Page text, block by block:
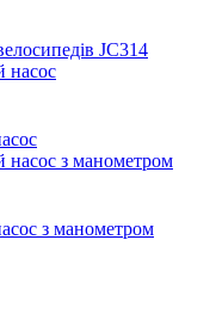
JC314
з манометром